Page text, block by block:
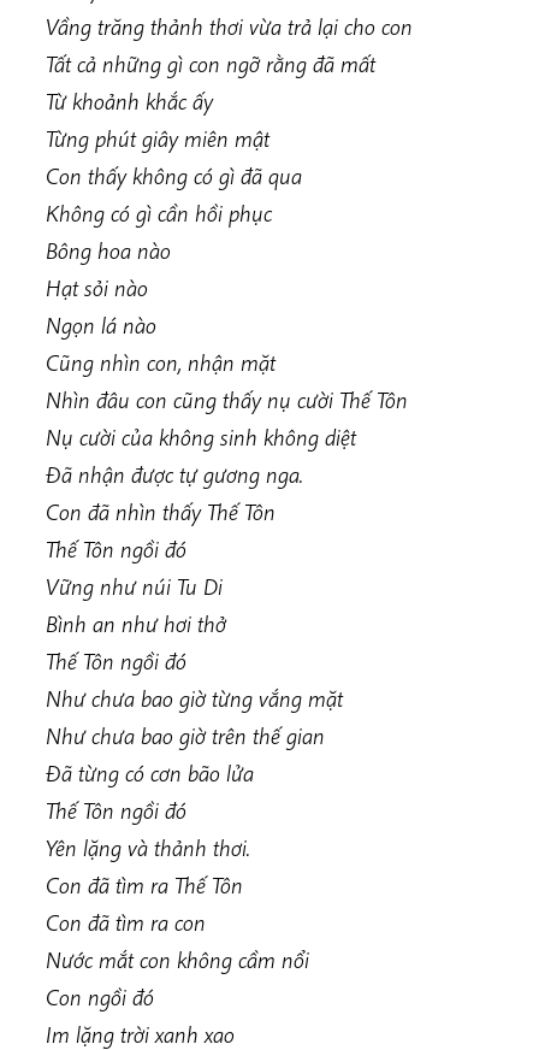
Vầng trăng thảnh thơi vừa trả lại cho con
Tất cả những gì con ngỡ rằng đã mất
Từ khoảnh khắc ấy
Từng phút giây miên mật
Con thấy không có gì đã qua
Không có gì cần hồi phục
Bông hoa nào
Hạt sỏi nào
Ngọn lá nào
Cũng nhìn con, nhận mặt
Nhìn đâu con cũng thấy nụ cười Thế Tôn
Nụ cười của không sinh không diệt
Đã nhận được tự gương nga.
Con đã nhìn thấy Thế Tôn
Thế Tôn ngồi đó
Vững như núi Tu Di
Bình an như hơi thở
Thế Tôn ngồi đó
Như chưa bao giờ từng vắng mặt
Như chưa bao giờ trên thế gian
Đã từng có cơn bão lửa
Thế Tôn ngồi đó
Yên lặng và thảnh thơi.
Con đã tìm ra Thế Tôn
Con đã tìm ra con
Nước mắt con không cầm nổi
Con ngồi đó
Im lặng trời xanh xao